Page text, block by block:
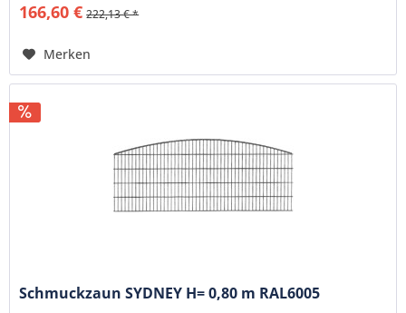
166,60 € 222,13 € *
Merken
Schmuckzaun SYDNEY H= 0,80 m RAL6005